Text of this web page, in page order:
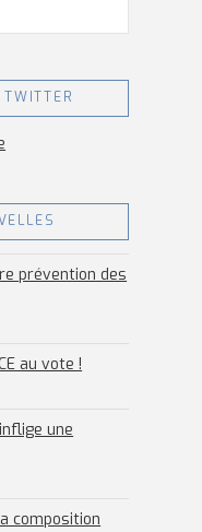
prévention des
au vote !
une
composition